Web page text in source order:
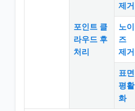
포인트 클
라우드 후
처리
제거
노이
즈
제거
표면
평활
화